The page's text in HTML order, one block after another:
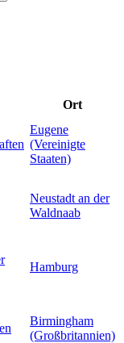
Ort
Eugene
(Vereinigte
Staaten)
Neustadt an der
Waldnaab
Hamburg
Birmingham
(Großbritannien)